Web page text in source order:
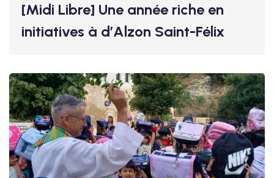
[Midi Libre] Une année riche en
initiatives à d’Alzon Saint-Félix